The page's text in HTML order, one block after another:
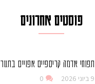
פוסטים אחרונים
תפוחי אדמה קריספיים אפויים בתנור
9 ביוני 2026 0